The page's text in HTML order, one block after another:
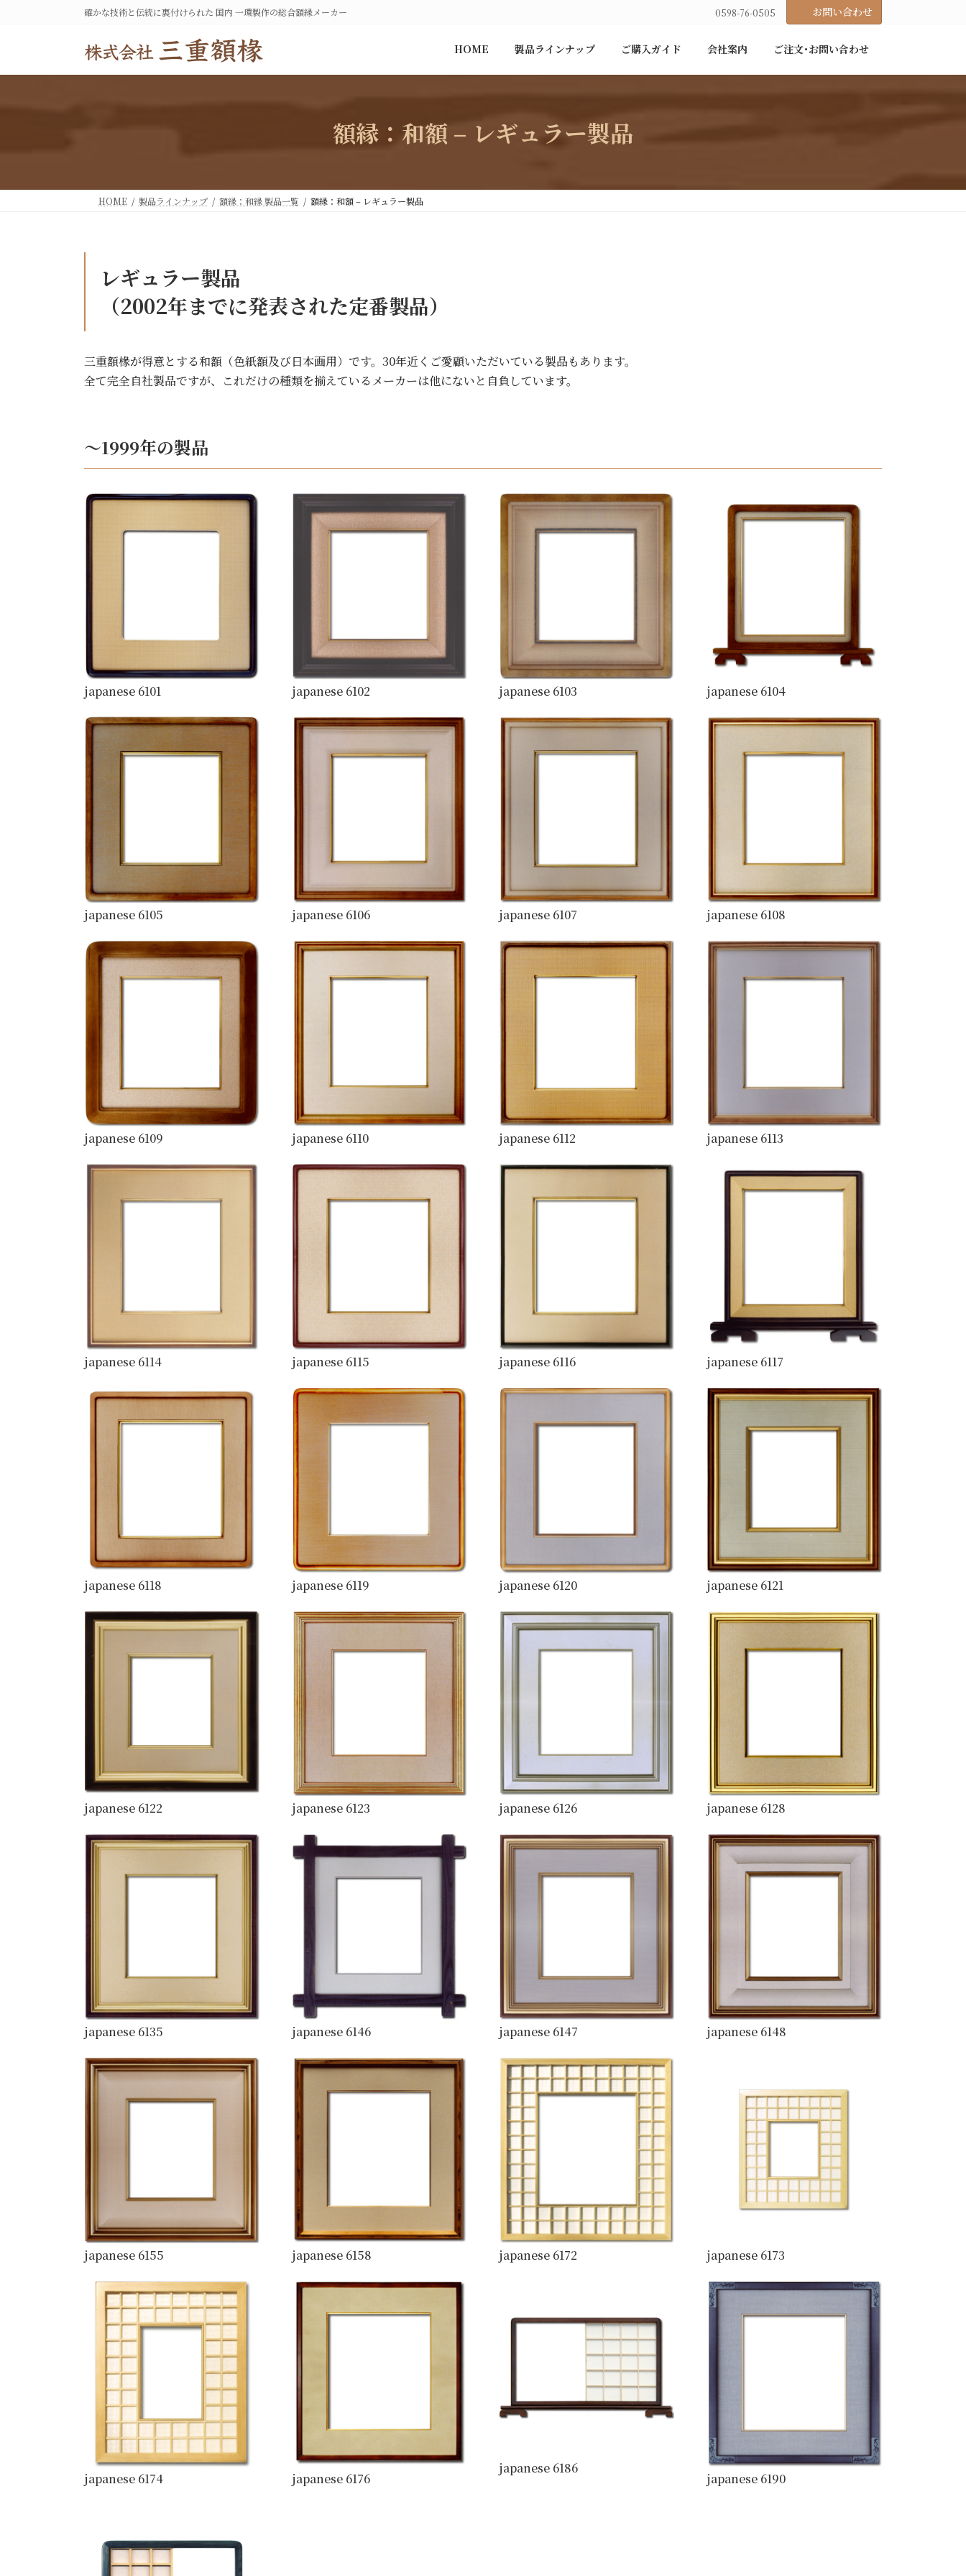
ツ
シ
確かな技術と伝統に裏付けられた 国内 一環製作の総合額縁メーカー 0598-76-0505 お問い合わせ
HOME 製品ラインナップ ご購入ガイド 会社案内 ご注文･お問い合わせ
額縁：和額 – レギュラー製品
HOME 製品ラインナップ 額縁：和縁 製品一覧 額縁：和額 – レギュラー製品
レギュラー製品
（2002年までに発表された定番製品）
三重額椽が得意とする和額（色紙額及び日本画用）です。30年近くご愛顧いただいている製品もあります。
全て完全自社製品ですが、これだけの種類を揃えているメーカーは他にないと自負しています。
～1999年の製品
japanese 6101 japanese 6102 japanese 6103 japanese 6104
japanese 6105 japanese 6106 japanese 6107 japanese 6108
japanese 6109 japanese 6110 japanese 6112 japanese 6113
japanese 6114 japanese 6115 japanese 6116 japanese 6117
japanese 6118 japanese 6119 japanese 6120 japanese 6121
japanese 6122 japanese 6123 japanese 6126 japanese 6128
japanese 6135 japanese 6146 japanese 6147 japanese 6148
japanese 6155 japanese 6158 japanese 6172 japanese 6173
japanese 6174 japanese 6176
japanese 6186
japanese 6190